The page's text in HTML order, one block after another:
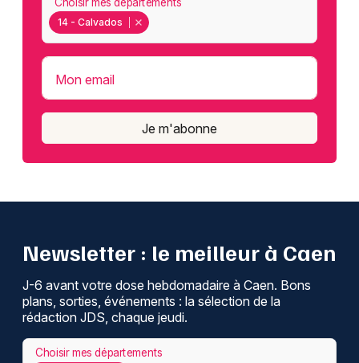
14 - Calvados
Mon email
Je m'abonne
Newsletter : le meilleur à Caen
J-6 avant votre dose hebdomadaire à Caen. Bons
plans, sorties, événements : la sélection de la
rédaction JDS, chaque jeudi.
Choisir mes départements